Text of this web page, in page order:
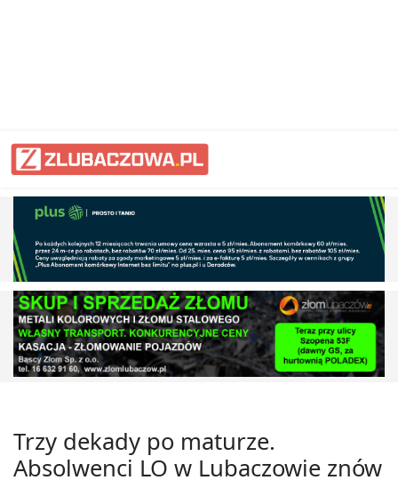
Trzy dekady po maturze.
Absolwenci LO w Lubaczowie znów